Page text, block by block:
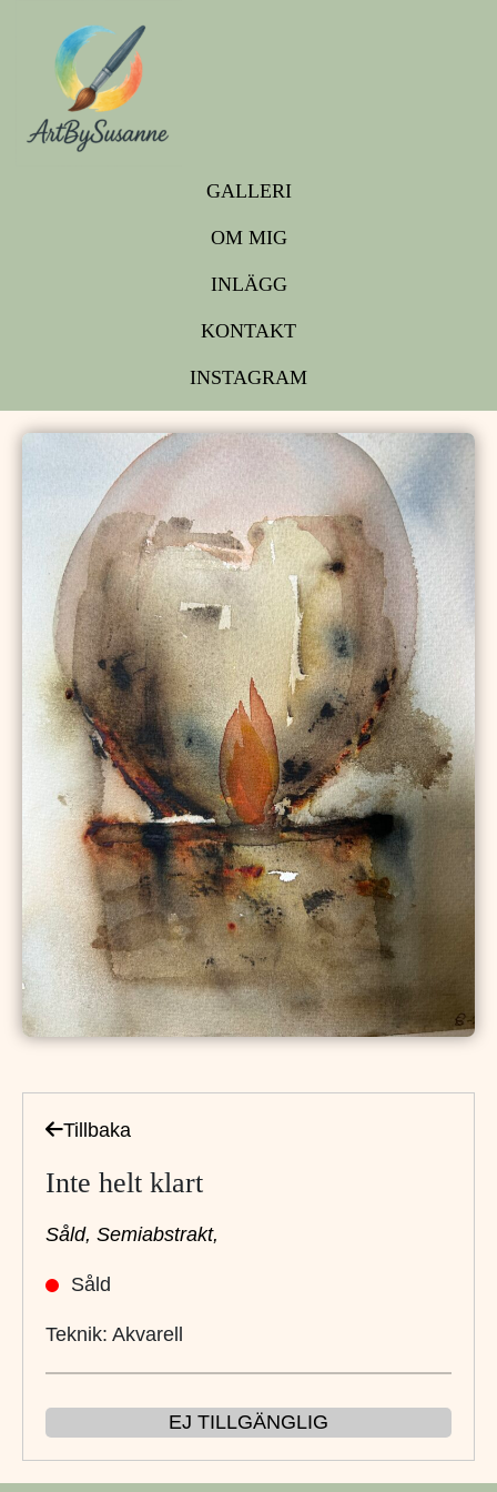
GALLERI
OM MIG
INLÄGG
KONTAKT
INSTAGRAM
Tillbaka
Inte helt klart
Såld, Semiabstrakt,
Såld
Teknik: Akvarell
EJ TILLGÄNGLIG